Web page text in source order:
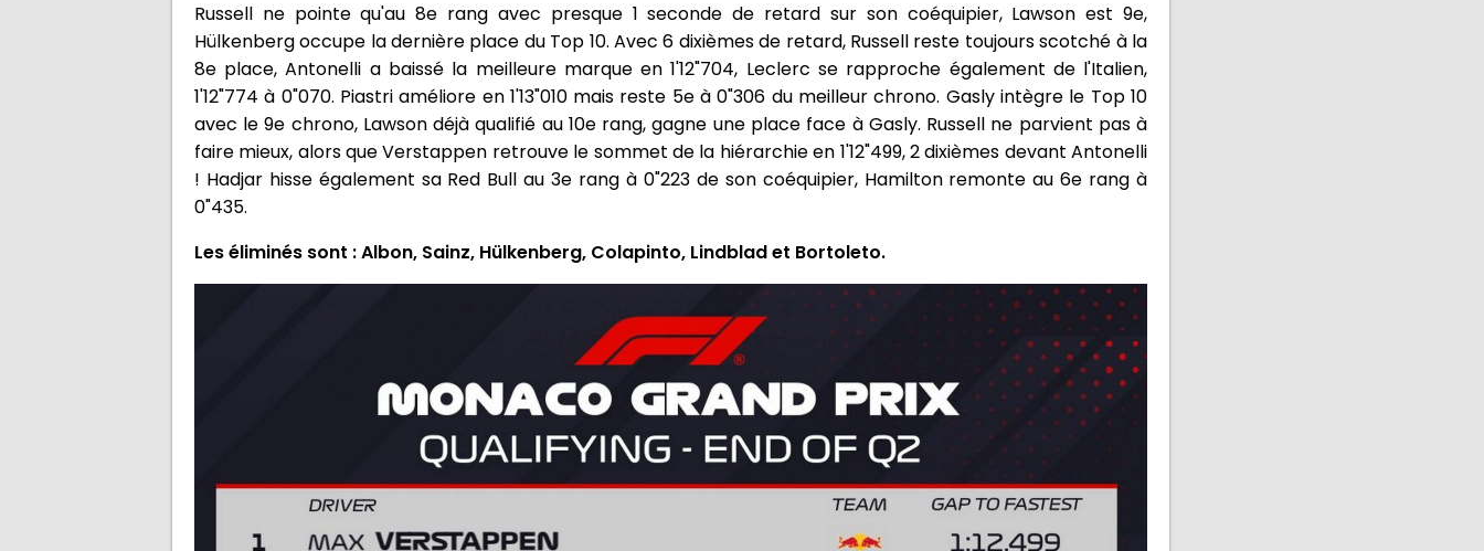
Russell ne pointe qu'au 8e rang avec presque 1 seconde de retard sur son coéquipier, Lawson est 9e,
Hülkenberg occupe la dernière place du Top 10. Avec 6 dixièmes de retard, Russell reste toujours scotché à la
8e place, Antonelli a baissé la meilleure marque en 1'12"704, Leclerc se rapproche également de l'Italien,
1'12"774 à 0"070. Piastri améliore en 1'13"010 mais reste 5e à 0"306 du meilleur chrono. Gasly intègre le Top 10
avec le 9e chrono, Lawson déjà qualifié au 10e rang, gagne une place face à Gasly. Russell ne parvient pas à
faire mieux, alors que Verstappen retrouve le sommet de la hiérarchie en 1'12"499, 2 dixièmes devant Antonelli
! Hadjar hisse également sa Red Bull au 3e rang à 0"223 de son coéquipier, Hamilton remonte au 6e rang à
0"435.
Les éliminés sont : Albon, Sainz, Hülkenberg, Colapinto, Lindblad et Bortoleto.